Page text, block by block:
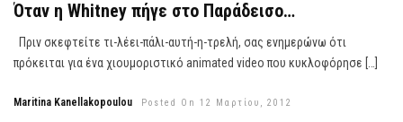
Όταν η Whitney πήγε στο Παράδεισο…
Πριν σκεφτείτε τι-λέει-πάλι-αυτή-η-τρελή, σας ενημερώνω ότι
πρόκειται για ένα χιουμοριστικό animated video που κυκλοφόρησε […]
Maritina Kanellakopoulou Posted On 12 Μαρτίου, 2012